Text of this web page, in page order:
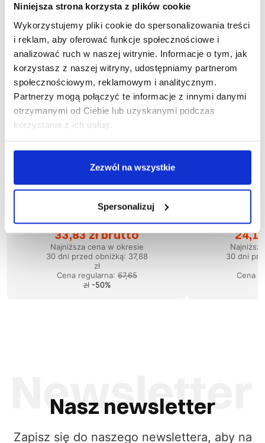
Niniejsza strona korzysta z plików cookie
Wykorzystujemy pliki cookie do spersonalizowania treści
i reklam, aby oferować funkcje społecznościowe i
analizować ruch w naszej witrynie. Informacje o tym, jak
korzystasz z naszej witryny, udostępniamy partnerom
społecznościowym, reklamowym i analitycznym.
Partnerzy mogą połączyć te informacje z innymi danymi
otrzymanymi od Ciebie lub uzyskanymi podczas
korzystania z ich usług.
Zezwól na wszystkie
Spersonalizuj
Wyprzedaż 50%
1-04-210
Bluza SKIPER
33,83 zł brutto
Najniższa cena w okresie
30 dni przed obniżką: 37,88
zł
Cena regularna: 67,65
zł -50%
Wyprzedaż 58
30 dni
Cena
Nasz newsletter
Zapisz się do naszego newslettera, aby na